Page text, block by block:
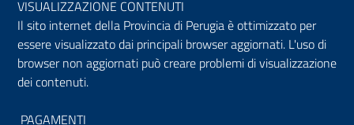
VISUALIZZAZIONE CONTENUTI
Il sito internet della Provincia di Perugia è ottimizzato per
essere visualizzato dai principali browser aggiornati. L'uso di
browser non aggiornati può creare problemi di visualizzazione
dei contenuti.
PAGAMENTI